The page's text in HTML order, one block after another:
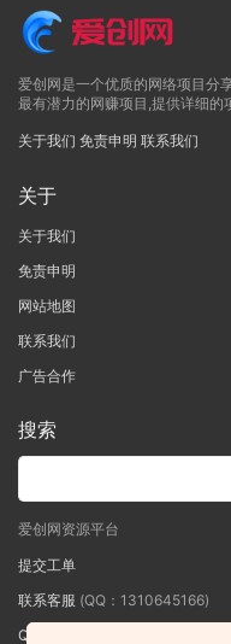
爱创网是一个优质的网络项目分
最有潜力的网赚项目,提供详细的
关于我们 免责申明 联系我们
关于
关于我们
免责申明
网站地图
联系我们
广告合作
搜索
爱创网资源平台
提交工单
联系客服 (QQ：1310645166)
QQ群